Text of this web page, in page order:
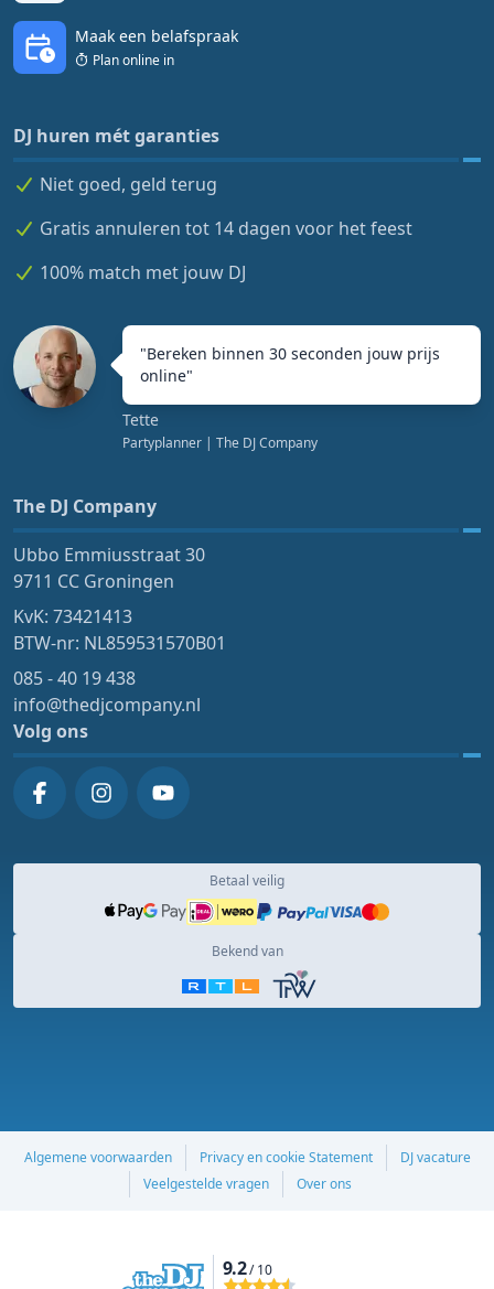
Maak een belafspraak
Plan online in
DJ huren mét garanties
Niet goed, geld terug
Gratis annuleren tot 14 dagen voor het feest
100% match met jouw DJ
"Bereken binnen 30 seconden jouw prijs
online"
Tette
Partyplanner | The DJ Company
The DJ Company
Ubbo Emmiusstraat 30
9711 CC Groningen
KvK: 73421413
BTW-nr: NL859531570B01
085 - 40 19 438
info@thedjcompany.nl
Volg ons
Betaal veilig
Bekend van
Algemene voorwaarden Privacy en cookie Statement
DJ vacature
Veelgestelde vragen
Over ons
9.2/ 10